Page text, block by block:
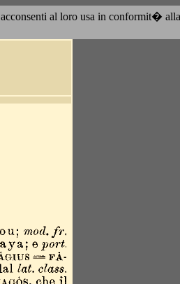
al loro usa in conformit�